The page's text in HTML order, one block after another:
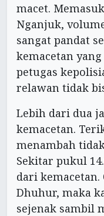
macet.
Nganjuk,
sangat pandat
kemacetan
petugas
relawan tidak
Lebih dari dua
kemacetan.
menambah
Sekitar pukul
dari
Dhuhur, maka
sejenak sambil